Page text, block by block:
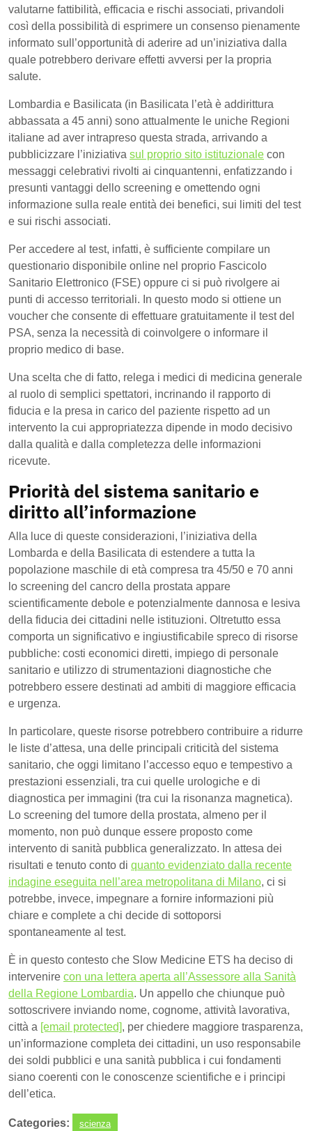
valutarne fattibilità, efficacia e rischi associati, privandoli
così della possibilità di esprimere un consenso pienamente
informato sull’opportunità di aderire ad un’iniziativa dalla
quale potrebbero derivare effetti avversi per la propria
salute.
Lombardia e Basilicata (in Basilicata l’età è addirittura
abbassata a 45 anni) sono attualmente le uniche Regioni
italiane ad aver intrapreso questa strada, arrivando a
pubblicizzare l’iniziativa sul proprio sito istituzionale con
messaggi celebrativi rivolti ai cinquantenni, enfatizzando i
presunti vantaggi dello screening e omettendo ogni
informazione sulla reale entità dei benefici, sui limiti del test
e sui rischi associati.
Per accedere al test, infatti, è sufficiente compilare un
questionario disponibile online nel proprio Fascicolo
Sanitario Elettronico (FSE) oppure ci si può rivolgere ai
punti di accesso territoriali. In questo modo si ottiene un
voucher che consente di effettuare gratuitamente il test del
PSA, senza la necessità di coinvolgere o informare il
proprio medico di base.
Una scelta che di fatto, relega i medici di medicina generale
al ruolo di semplici spettatori, incrinando il rapporto di
fiducia e la presa in carico del paziente rispetto ad un
intervento la cui appropriatezza dipende in modo decisivo
dalla qualità e dalla completezza delle informazioni
ricevute.
Priorità del sistema sanitario e
diritto all’informazione
Alla luce di queste considerazioni, l’iniziativa della
Lombarda e della Basilicata di estendere a tutta la
popolazione maschile di età compresa tra 45/50 e 70 anni
lo screening del cancro della prostata appare
scientificamente debole e potenzialmente dannosa e lesiva
della fiducia dei cittadini nelle istituzioni. Oltretutto essa
comporta un significativo e ingiustificabile spreco di risorse
pubbliche: costi economici diretti, impiego di personale
sanitario e utilizzo di strumentazioni diagnostiche che
potrebbero essere destinati ad ambiti di maggiore efficacia
e urgenza.
In particolare, queste risorse potrebbero contribuire a ridurre
le liste d’attesa, una delle principali criticità del sistema
sanitario, che oggi limitano l’accesso equo e tempestivo a
prestazioni essenziali, tra cui quelle urologiche e di
diagnostica per immagini (tra cui la risonanza magnetica).
Lo screening del tumore della prostata, almeno per il
momento, non può dunque essere proposto come
intervento di sanità pubblica generalizzato. In attesa dei
risultati e tenuto conto di quanto evidenziato dalla recente
indagine eseguita nell’area metropolitana di Milano, ci si
potrebbe, invece, impegnare a fornire informazioni più
chiare e complete a chi decide di sottoporsi
spontaneamente al test.
È in questo contesto che Slow Medicine ETS ha deciso di
intervenire con una lettera aperta all’Assessore alla Sanità
della Regione Lombardia. Un appello che chiunque può
sottoscrivere inviando nome, cognome, attività lavorativa,
città a [email protected], per chiedere maggiore trasparenza,
un’informazione completa dei cittadini, un uso responsabile
dei soldi pubblici e una sanità pubblica i cui fondamenti
siano coerenti con le conoscenze scientifiche e i principi
dell’etica.
Categories: scienza